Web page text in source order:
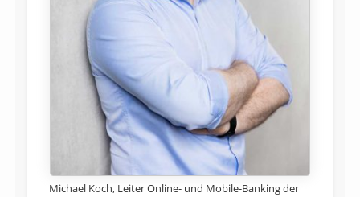
Michael Koch, Leiter Online- und Mobile-Banking der